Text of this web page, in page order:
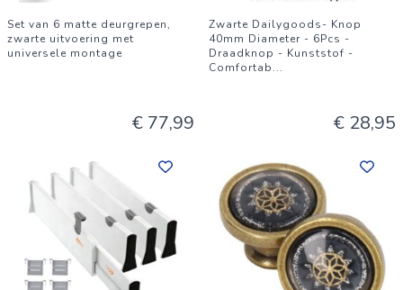
Set van 6 matte deurgrepen,
zwarte uitvoering met
universele montage
€ 77,99
Zwarte Dailygoods- Knop
40mm Diameter - 6Pcs -
Draadknop - Kunststof -
Comfortab...
€ 28,95